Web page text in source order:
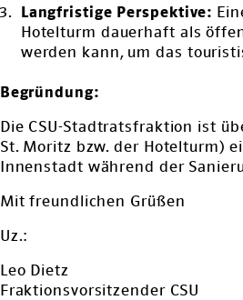
Langfristige Perspektive:
Hotelturm dauerhaft als
werden kann, um das
Begründung:
Die CSU-Stadtratsfraktion ist
St. Moritz bzw. der Hotelturm)
Innenstadt während der
Mit freundlichen Grüßen
Uz.:
Leo Dietz
Fraktionsvorsitzender CSU